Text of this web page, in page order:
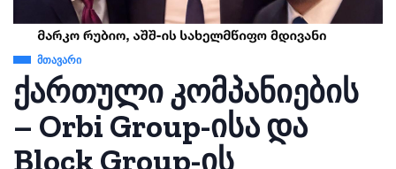
ᲛᲗᲐᲕᲐᲠᲘ
ქართული კომპანიების
– Orbi Group-ისა და
Block Group-ის